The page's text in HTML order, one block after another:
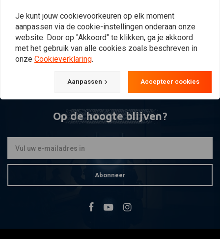
Passagier | Zwart
€33,66
Op de hoogte blijven?
Abonneer
Je kunt jouw cookievoorkeuren op elk moment
aanpassen via de cookie-instellingen onderaan onze
website. Door op "Akkoord" te klikken, ga je akkoord
met het gebruik van alle cookies zoals beschreven in
onze Cookieverklaring.
Aanpassen Accepteer cookies